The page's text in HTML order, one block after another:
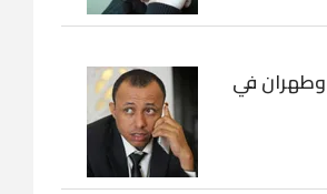
وطهران في